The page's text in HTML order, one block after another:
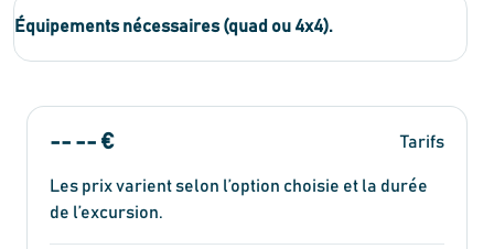
Équipements nécessaires (quad ou 4x4).
-- -- € Tarifs
Les prix varient selon l’option choisie et la durée
de l’excursion.